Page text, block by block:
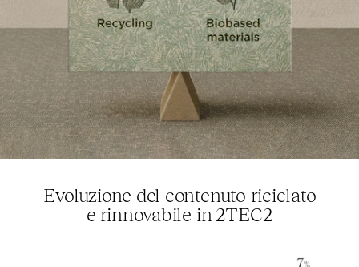
Evoluzione del contenuto riciclato
e rinnovabile in 2TEC2